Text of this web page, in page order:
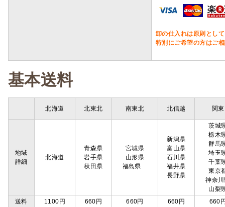
卸の仕入れは原則とし
特別にご希望の方はご
基本送料
北海道 北東北 南東北 北信越 関東
地域
詳細
北海道
青森県
岩手県
秋田県
宮城県
山形県
福島県
新潟県
富山県
石川県
福井県
長野県
茨城
栃木
群馬
埼玉
千葉
東京
神奈
山梨
送料
1100円 660円 660円 660円 660